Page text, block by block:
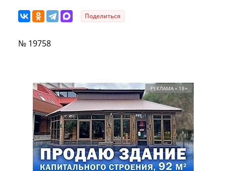
Поделиться
№ 19758
РЕКЛАМА • 18+